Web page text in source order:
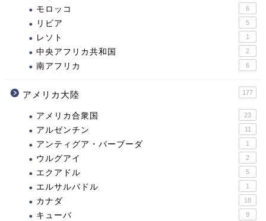
モロッコ 6
リビア 5
レソト 1
中央アフリカ共和国 2
南アフリカ 6
アメリカ大陸 177
アメリカ合衆国 23
アルゼンチン 11
アンティグア・バーブーダ 1
ウルグアイ 2
エクアドル 5
エルサルバドル 1
カナダ 18
キューバ 9